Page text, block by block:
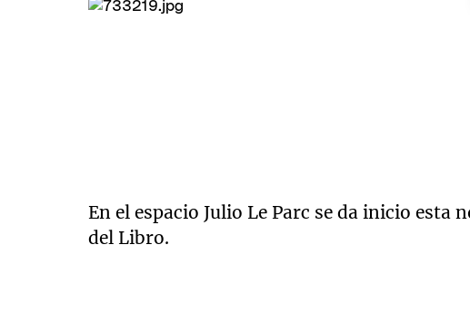
En el espacio Julio Le Parc se da inicio esta
del Libro.